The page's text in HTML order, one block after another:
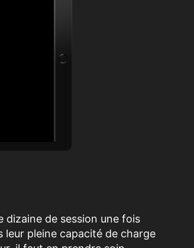
dizaine de session une fois
leur pleine capacité de charge